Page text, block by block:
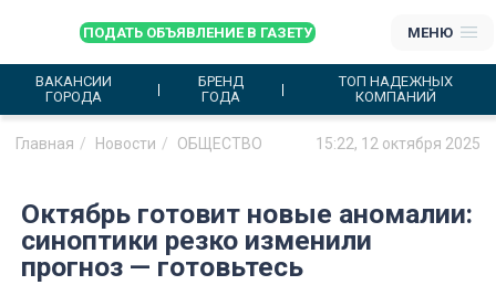
ПОДАТЬ ОБЪЯВЛЕНИЕ В ГАЗЕТУ МЕНЮ
ВАКАНСИИ
ГОРОДА
БРЕНД
ГОДА
ТОП НАДЕЖНЫХ
КОМПАНИЙ
Главная Новости ОБЩЕСТВО 15:22, 12 октября 2025
Октябрь готовит новые аномалии:
синоптики резко изменили
прогноз — готовьтесь